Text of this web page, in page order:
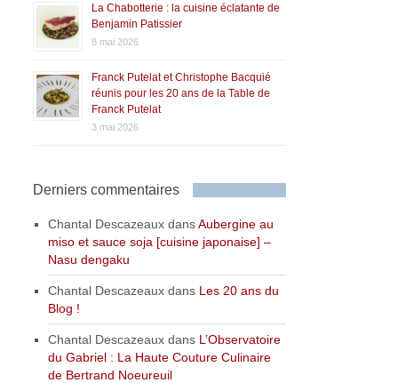
La Chabotterie : la cuisine éclatante de
Benjamin Patissier
8 mai 2026
Franck Putelat et Christophe Bacquié
réunis pour les 20 ans de la Table de
Franck Putelat
3 mai 2026
Derniers commentaires
Chantal Descazeaux dansAubergine au
miso et sauce soja [cuisine japonaise] –
Nasu dengaku
Chantal Descazeaux dans Les 20 ans du
Blog !
Chantal Descazeaux dans L’Observatoire
du Gabriel : La Haute Couture Culinaire
de Bertrand Noeureuil